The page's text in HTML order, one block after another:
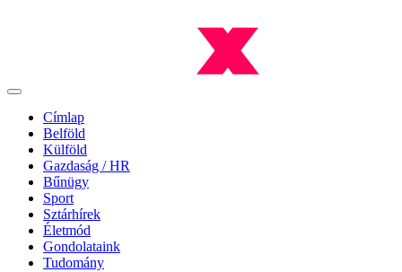
Címlap
Belföld
Külföld
Gazdaság / HR
Bűnügy
Sport
Sztárhírek
Életmód
Gondolataink
Tudomány